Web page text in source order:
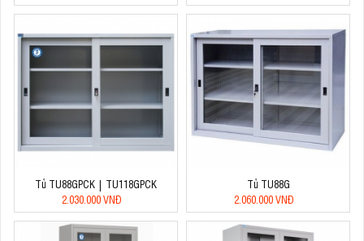
Tủ TU88GPCK | TU118GPCK
2.030.000 VNĐ
Tủ TU88G
2.060.000 VNĐ